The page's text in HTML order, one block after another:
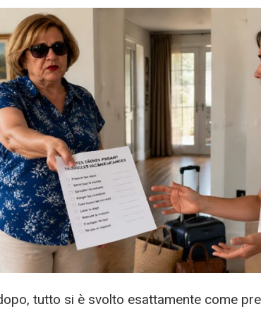
tutto si è svolto esattamente come